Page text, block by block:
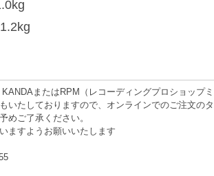
またはRPM（レコーディングプロショップ
いたしておりますので、オンラインでのご注文の
めご了承ください。
ますようお願いいたします